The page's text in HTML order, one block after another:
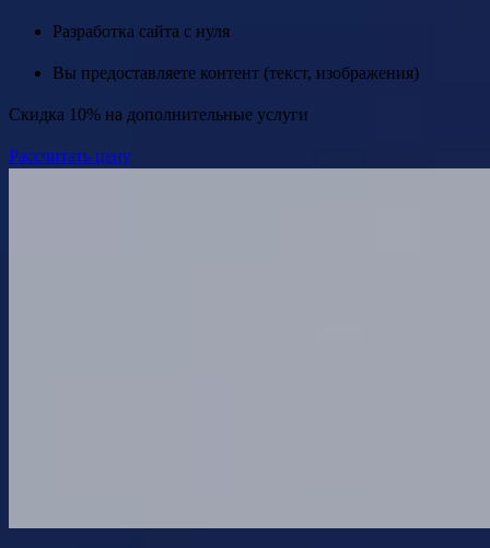
Разработка сайта с нуля
Вы предоставляете контент (текст, изображения)
Скидка 10% на дополнительные услуги
Рассчитать цену